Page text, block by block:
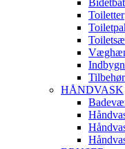
Toiletter
Tilbehør
HÅNDVASK